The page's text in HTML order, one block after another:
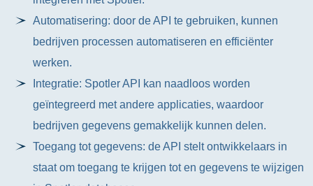
Automatisering: door de API te gebruiken, kunnen
bedrijven processen automatiseren en efficiënter
werken.
Integratie: Spotler API kan naadloos worden
geïntegreerd met andere applicaties, waardoor
bedrijven gegevens gemakkelijk kunnen delen.
Toegang tot gegevens: de API stelt ontwikkelaars in
staat om toegang te krijgen tot en gegevens te wijzigen